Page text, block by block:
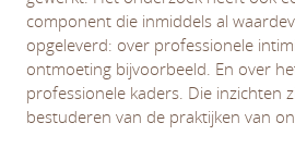
component die inmiddels al
opgeleverd: over professionele
ontmoeting bijvoorbeeld. En over
professionele kaders. Die inzichten
bestuderen van de praktijken van